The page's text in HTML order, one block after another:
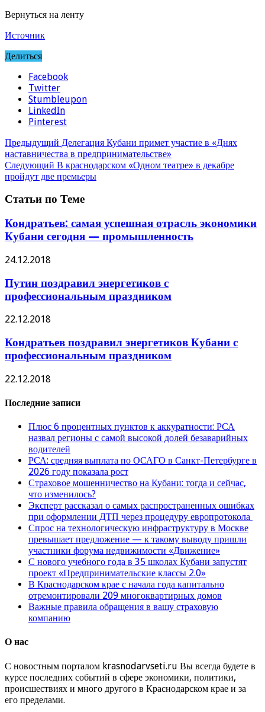
Вернуться на ленту
Источник
Делиться
Facebook
Twitter
Stumbleupon
LinkedIn
Pinterest
Предыдущий Делегация Кубани примет участие в «Днях
наставничества в предпринимательстве»
Следующий В краснодарском «Одном театре» в декабре
пройдут две премьеры
Статьи по Теме
Кондратьев: самая успешная отрасль экономики
Кубани сегодня — промышленность
24.12.2018
Путин поздравил энергетиков с
профессиональным праздником
22.12.2018
Кондратьев поздравил энергетиков Кубани с
профессиональным праздником
22.12.2018
Последние записи
Плюс 6 процентных пунктов к аккуратности: РСА
назвал регионы с самой высокой долей безаварийных
водителей
РСА: средняя выплата по ОСАГО в Санкт-Петербурге в
2026 году показала рост
Страховое мошенничество на Кубани: тогда и сейчас,
что изменилось?
Эксперт рассказал о самых распространенных ошибках
при оформлении ДТП через процедуру европротокола
Спрос на технологическую инфраструктуру в Москве
превышает предложение — к такому выводу пришли
участники форума недвижимости «Движение»
С нового учебного года в 35 школах Кубани запустят
проект «Предпринимательские классы 2.0»
В Краснодарском крае с начала года капитально
отремонтировали 209 многоквартирных домов
Важные правила обращения в вашу страховую
компанию
О нас
С новостным порталом krasnodarvseti.ru Вы всегда будете в
курсе последних событий в сфере экономики, политики,
происшествиях и много другого в Краснодарском крае и за
его пределами.